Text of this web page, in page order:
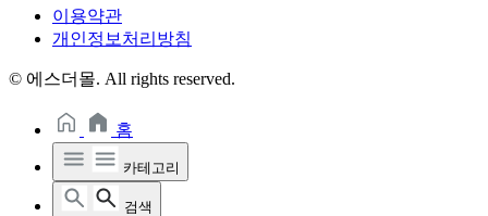
이용약관
개인정보처리방침
© 에스더몰. All rights reserved.
홈
카테고리
검색